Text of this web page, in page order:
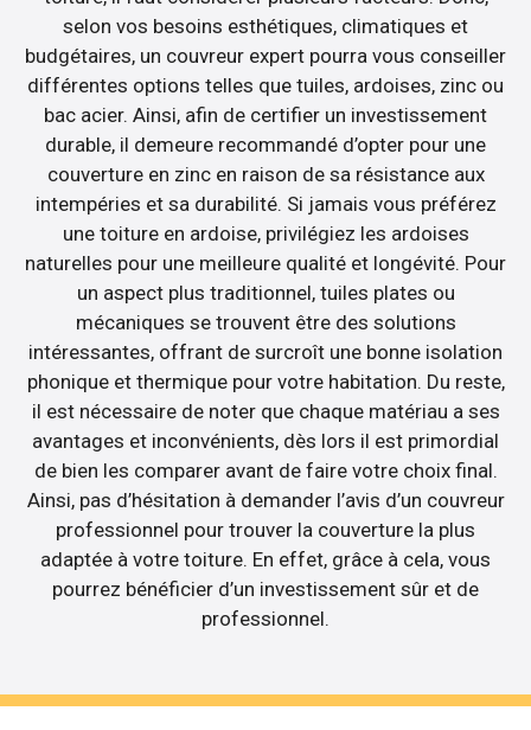
selon vos besoins esthétiques, climatiques et
budgétaires, un couvreur expert pourra vous conseiller
différentes options telles que tuiles, ardoises, zinc ou
bac acier. Ainsi, afin de certifier un investissement
durable, il demeure recommandé d’opter pour une
couverture en zinc en raison de sa résistance aux
intempéries et sa durabilité. Si jamais vous préférez
une toiture en ardoise, privilégiez les ardoises
naturelles pour une meilleure qualité et longévité. Pour
un aspect plus traditionnel, tuiles plates ou
mécaniques se trouvent être des solutions
intéressantes, offrant de surcroît une bonne isolation
phonique et thermique pour votre habitation. Du reste,
il est nécessaire de noter que chaque matériau a ses
avantages et inconvénients, dès lors il est primordial
de bien les comparer avant de faire votre choix final.
Ainsi, pas d’hésitation à demander l’avis d’un couvreur
professionnel pour trouver la couverture la plus
adaptée à votre toiture. En effet, grâce à cela, vous
pourrez bénéficier d’un investissement sûr et de
professionnel.